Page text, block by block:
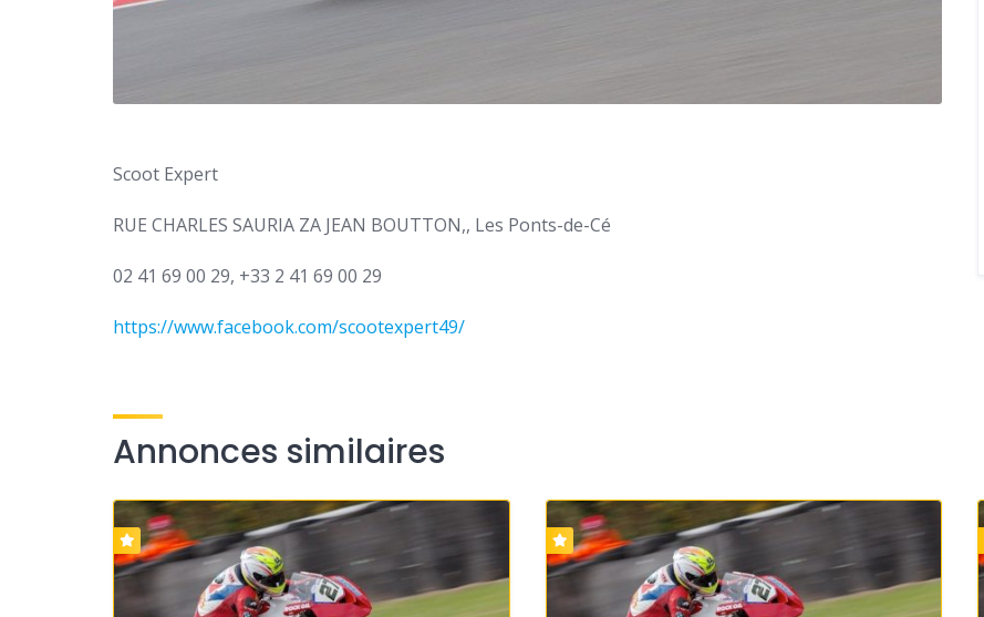
Scoot Expert
RUE CHARLES SAURIA ZA JEAN BOUTTON,, Les Ponts-de-Cé
02 41 69 00 29, +33 2 41 69 00 29
https://www.facebook.com/scootexpert49/
Annonces similaires